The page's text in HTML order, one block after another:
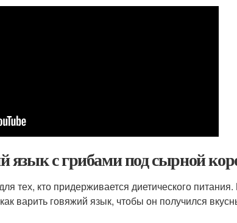
язык с грибами под сырной
тех, кто придерживается диетического
варить говяжий язык, чтобы он получился